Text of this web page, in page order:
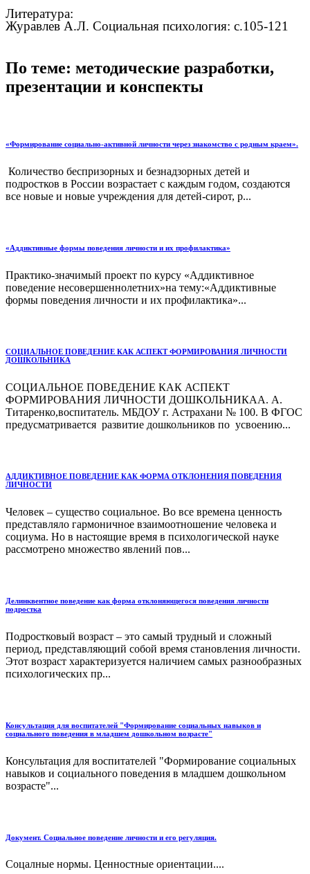
Литература:
Журавлев А.Л. Социальная психология: с.105-121
По теме: методические разработки,
презентации и конспекты
«Формирование социально-активной личности через знакомство с родным краем».
Количество беспризорных и безнадзорных детей и
подростков в России возрастает с каждым годом, создаются
все новые и новые учреждения для детей-сирот, р...
«Аддиктивные формы поведения личности и их профилактика»
Практико-значимый проект по курсу «Аддиктивное
поведение несовершеннолетних»на тему:«Аддиктивные
формы поведения личности и их профилактика»...
СОЦИАЛЬНОЕ ПОВЕДЕНИЕ КАК АСПЕКТ ФОРМИРОВАНИЯ ЛИЧНОСТИ
ДОШКОЛЬНИКА
СОЦИАЛЬНОЕ ПОВЕДЕНИЕ КАК АСПЕКТ
ФОРМИРОВАНИЯ ЛИЧНОСТИ ДОШКОЛЬНИКАА. А.
Титаренко,воспитатель. МБДОУ г. Астрахани № 100. В ФГОС
предусматривается развитие дошкольников по усвоению...
АДДИКТИВНОЕ ПОВЕДЕНИЕ КАК ФОРМА ОТКЛОНЕНИЯ ПОВЕДЕНИЯ
ЛИЧНОСТИ
Человек – существо социальное. Во все времена ценность
представляло гармоничное взаимоотношение человека и
социума. Но в настоящие время в психологической науке
рассмотрено множество явлений пов...
Делинквентное поведение как форма отклоняющегося поведения личности
подростка
Подростковый возраст – это самый трудный и сложный
период, представляющий собой время становления личности.
Этот возраст характеризуется наличием самых разнообразных
психологических пр...
Консультация для воспитателей "Формирование социальных навыков и
социального поведения в младшем дошкольном возрасте"
Консультация для воспитателей "Формирование социальных
навыков и социального поведения в младшем дошкольном
возрасте"...
Документ. Социальное поведение личности и его регуляция.
Соцалные нормы. Ценностные ориентации....